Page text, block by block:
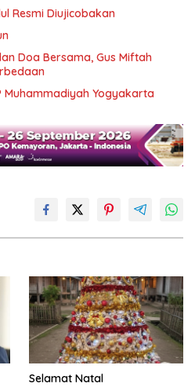
Resmi Diujicobakan
Doa Bersama, Gus Miftah
Muhammadiyah Yogyakarta
Selamat Natal